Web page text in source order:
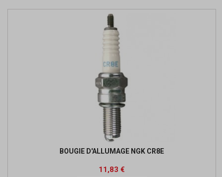
BOUGIE D'ALLUMAGE NGK CR8E
Prix
11,83 €